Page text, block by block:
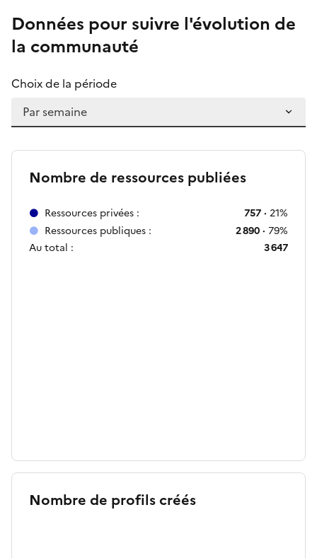
Données pour suivre l'évolution de
la communauté
Choix de la période
Nombre de ressources publiées
Ressources privées : 757· 21%
Ressources publiques :
2 890· 79%
Au total :
3 647
Nombre de profils créés